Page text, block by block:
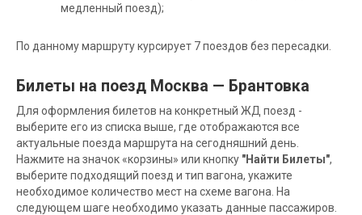
медленный поезд);
По данному маршруту курсирует 7 поездов без пересадки.
Билеты на поезд Москва — Брантовка
Для оформления билетов на конкретный ЖД поезд -
выберите его из списка выше, где отображаются все
актуальные поезда маршрута на сегодняшний день.
Нажмите на значок «корзины» или кнопку "Найти Билеты",
выберите подходящий поезд и тип вагона, укажите
необходимое количество мест на схеме вагона. На
следующем шаге необходимо указать данные пассажиров.